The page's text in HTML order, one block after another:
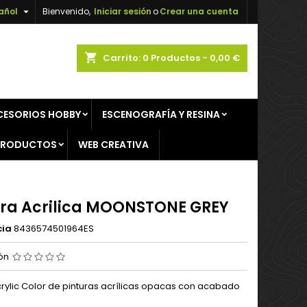
Bienvenido, Iniciar sesiónoCrear una cuenta

shopping_cart Carrito: 0 Productos - 0,00 €
HOBBY ESCENOGRAFÍA Y RESINA
WEB CREATIVA
Acrilica MOONSTONE GREY
8436574501964ES
Color de pinturas acrílicas opacas con acabado